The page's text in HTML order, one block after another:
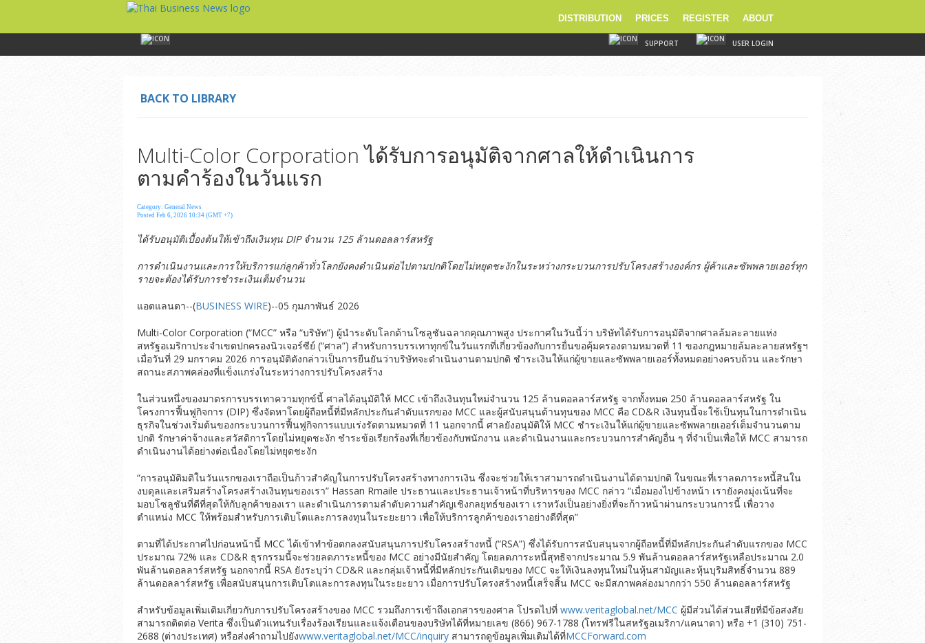
DISTRIBUTION PRICES REGISTER ABOUT
SUPPORT USER LOGIN
BACK TO LIBRARY
Multi-Color Corporation ได้รับการอนุมัติจากศาลให้ดำเนินการ
ตามคำร้องในวันแรก
Category: General News
Posted Feb 6, 2026 10:34 (GMT +7)
ได้รับอนุมัติเบื้องต้นให้เข้าถึงเงินทุน DIP จำนวน 125 ล้านดอลลาร์สหรัฐ
การดำเนินงานและการให้บริการแก่ลูกค้าทั่วโลกยังคงดำเนินต่อไปตามปกติโดยไม่หยุดชะงักในระหว่างกระบวนการปรับโครงสร้างองค์กร ผู้ค้าและซัพพลายเออร์ทุก
รายจะต้องได้รับการชำระเงินเต็มจำนวน
แอตแลนตา--(BUSINESS WIRE)--05 กุมภาพันธ์ 2026
Multi-Color Corporation (“MCC” หรือ “บริษัท”) ผู้นำระดับโลกด้านโซลูชันฉลากคุณภาพสูง ประกาศในวันนี้ว่า บริษัทได้รับการอนุมัติจากศาลล้มละลายแห่ง
สหรัฐอเมริกาประจำเขตปกครองนิวเจอร์ซีย์ (“ศาล”) สำหรับการบรรเทาทุกข์ในวันแรกที่เกี่ยวข้องกับการยื่นขอคุ้มครองตามหมวดที่ 11 ของกฎหมายล้มละลายสหรัฐฯ
เมื่อวันที่ 29 มกราคม 2026 การอนุมัติดังกล่าวเป็นการยืนยันว่าบริษัทจะดำเนินงานตามปกติ ชำระเงินให้แก่ผู้ขายและซัพพลายเออร์ทั้งหมดอย่างครบถ้วน และรักษา
สถานะสภาพคล่องที่แข็งแกร่งในระหว่างการปรับโครงสร้าง
ในส่วนหนึ่งของมาตรการบรรเทาความทุกข์นี้ ศาลได้อนุมัติให้ MCC เข้าถึงเงินทุนใหม่จำนวน 125 ล้านดอลลาร์สหรัฐ จากทั้งหมด 250 ล้านดอลลาร์สหรัฐ ใน
โครงการฟื้นฟูกิจการ (DIP) ซึ่งจัดหาโดยผู้ถือหนี้ที่มีหลักประกันลำดับแรกของ MCC และผู้สนับสนุนด้านทุนของ MCC คือ CD&R เงินทุนนี้จะใช้เป็นทุนในการดำเนิน
ธุรกิจในช่วงเริ่มต้นของกระบวนการฟื้นฟูกิจการแบบเร่งรัดตามหมวดที่ 11 นอกจากนี้ ศาลยังอนุมัติให้ MCC ชำระเงินให้แก่ผู้ขายและซัพพลายเออร์เต็มจำนวนตาม
ปกติ รักษาค่าจ้างและสวัสดิการโดยไม่หยุดชะงัก ชำระข้อเรียกร้องที่เกี่ยวข้องกับพนักงาน และดำเนินงานและกระบวนการสำคัญอื่น ๆ ที่จำเป็นเพื่อให้ MCC สามารถ
ดำเนินงานได้อย่างต่อเนื่องโดยไม่หยุดชะงัก
“การอนุมัติมติในวันแรกของเราถือเป็นก้าวสำคัญในการปรับโครงสร้างทางการเงิน ซึ่งจะช่วยให้เราสามารถดำเนินงานได้ตามปกติ ในขณะที่เราลดภาระหนี้สินใน
งบดุลและเสริมสร้างโครงสร้างเงินทุนของเรา” Hassan Rmaile ประธานและประธานเจ้าหน้าที่บริหารของ MCC กล่าว “เมื่อมองไปข้างหน้า เรายังคงมุ่งเน้นที่จะ
มอบโซลูชันที่ดีที่สุดให้กับลูกค้าของเรา และดำเนินการตามลำดับความสำคัญเชิงกลยุทธ์ของเรา เราหวังเป็นอย่างยิ่งที่จะก้าวหน้าผ่านกระบวนการนี้ เพื่อวาง
ตำแหน่ง MCC ให้พร้อมสำหรับการเติบโตและการลงทุนในระยะยาว เพื่อให้บริการลูกค้าของเราอย่างดีที่สุด”
ตามที่ได้ประกาศไปก่อนหน้านี้ MCC ได้เข้าทำข้อตกลงสนับสนุนการปรับโครงสร้างหนี้ (“RSA”) ซึ่งได้รับการสนับสนุนจากผู้ถือหนี้ที่มีหลักประกันลำดับแรกของ MCC
ประมาณ 72% และ CD&R ธุรกรรมนี้จะช่วยลดภาระหนี้ของ MCC อย่างมีนัยสำคัญ โดยลดภาระหนี้สุทธิจากประมาณ 5.9 พันล้านดอลลาร์สหรัฐเหลือประมาณ 2.0
พันล้านดอลลาร์สหรัฐ นอกจากนี้ RSA ยังระบุว่า CD&R และกลุ่มเจ้าหนี้ที่มีหลักประกันเดิมของ MCC จะให้เงินลงทุนใหม่ในหุ้นสามัญและหุ้นบุริมสิทธิ์จำนวน 889
ล้านดอลลาร์สหรัฐ เพื่อสนับสนุนการเติบโตและการลงทุนในระยะยาว เมื่อการปรับโครงสร้างหนี้เสร็จสิ้น MCC จะมีสภาพคล่องมากกว่า 550 ล้านดอลลาร์สหรัฐ
สำหรับข้อมูลเพิ่มเติมเกี่ยวกับการปรับโครงสร้างของ MCC รวมถึงการเข้าถึงเอกสารของศาล โปรดไปที่ www.veritaglobal.net/MCC ผู้มีส่วนได้ส่วนเสียที่มีข้อสงสัย
สามารถติดต่อ Verita ซึ่งเป็นตัวแทนรับเรื่องร้องเรียนและแจ้งเตือนของบริษัทได้ที่หมายเลข (866) 967-1788 (โทรฟรีในสหรัฐอเมริกา/แคนาดา) หรือ +1 (310) 751-
2688 (ต่างประเทศ) หรือส่งคำถามไปยังwww.veritaglobal.net/MCC/inquiry สามารถดูข้อมูลเพิ่มเติมได้ที่MCCForward.com